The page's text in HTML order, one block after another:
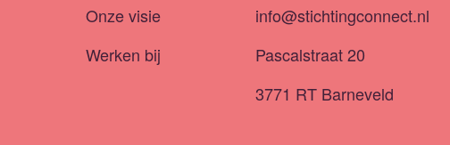
Onze visie
Werken bij
info@stichtingconnect.nl
Pascalstraat 20
3771 RT Barneveld